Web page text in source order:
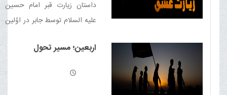
داستان زيارت قبر امام حسين
علیه السلام توسط جابر در اوّلين
خاندان پيامبر صلوات الله علیهم
اربعین؛ مسیر تحول